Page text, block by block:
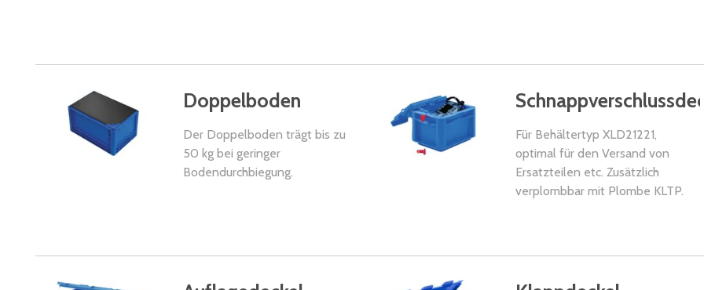
Doppelboden
Der Doppelboden trägt bis zu
50 kg bei geringer
Bodendurchbiegung.
Für Behältertyp XLD21221,
optimal für den Versand von
Ersatzteilen etc. Zusätzlich
verplombbar mit Plombe KLTP.